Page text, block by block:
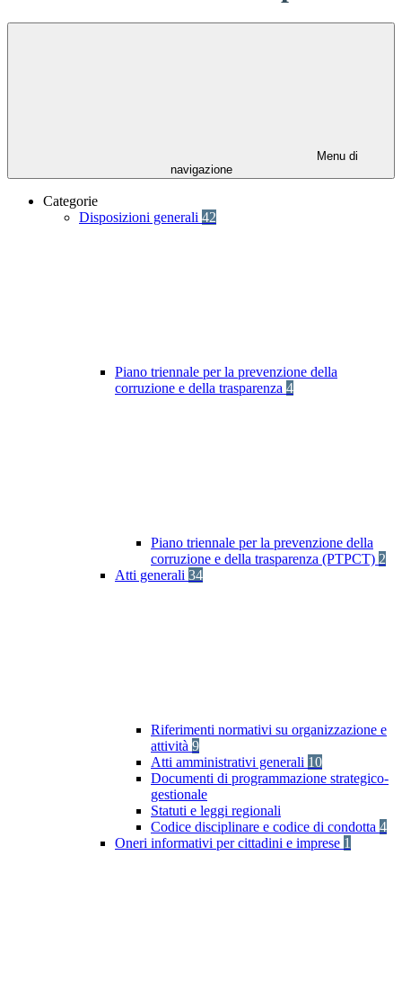
Menu di
navigazione
Categorie
Disposizioni generali 42
Piano triennale per la prevenzione della
corruzione e della trasparenza 4
Piano triennale per la prevenzione della
corruzione e della trasparenza (PTPCT) 2
Atti generali 34
Riferimenti normativi su organizzazione e
attività 9
Atti amministrativi generali 10
Documenti di programmazione strategico-
gestionale
Statuti e leggi regionali
Codice disciplinare e codice di condotta 4
Oneri informativi per cittadini e imprese 1